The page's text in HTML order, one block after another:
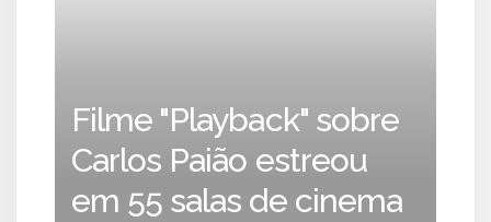
Filme "Playback" sobre
Carlos Paião estreou
em 55 salas de cinema